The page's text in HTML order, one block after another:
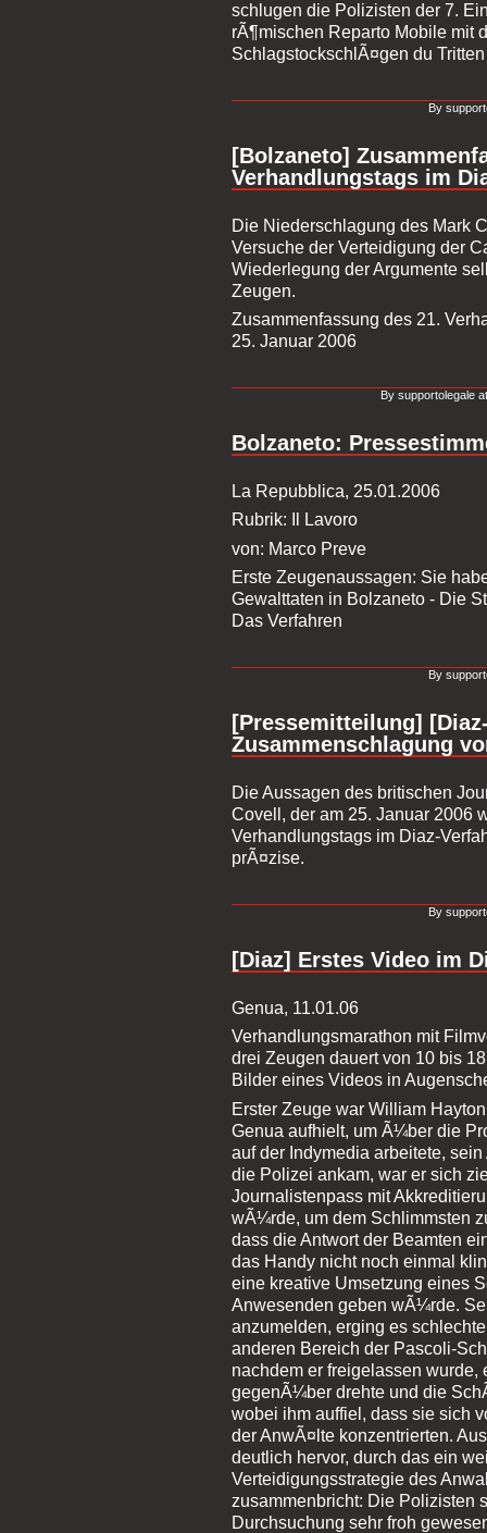
schlugen die Polizisten der 7.
rÃ¶mischen Reparto Mobile mit
SchlagstockschlÃ¤gen du
By
[Bolzaneto]
Verhandlungstags im
Die Niederschlagung des Mark
Versuche der Verteidigung der
Wiederlegung der Argumente
Zeugen.
Zusammenfassung des 21.
25. Januar 2006
By supportolegale
Bolzaneto:
La Repubblica, 25.01.2006
Rubrik: Il Lavoro
von: Marco Preve
Erste Zeugenaussagen: Sie
Gewalttaten in Bolzaneto - Die
Das Verfahren
By
[Pressemitteilung]
Zusammenschlagung
Die Aussagen des britischen
Covell, der am 25. Januar 2006
Verhandlungstags im Diaz-
prÃ¤zise.
By
[Diaz] Erstes Video im
Genua, 11.01.06
Verhandlungsmarathon mit
drei Zeugen dauert von 10 bis
Bilder eines Videos in
Erster Zeuge war William
Genua aufhielt, um Ã¼ber die
auf der Indymedia arbeitete,
die Polizei ankam, war er sich
Journalistenpass mit
wÃ¼rde, um dem Schlimmsten
dass die Antwort der Beamten
das Handy nicht noch einmal
eine kreative Umsetzung eines
Anwesenden geben wÃ¼rde.
anzumelden, erging es
anderen Bereich der Pascoli-
nachdem er freigelassen
gegenÃ¼ber drehte und die
wobei ihm auffiel, dass sie sich
der AnwÃ¤lte konzentrierten.
deutlich hervor, durch das ein
Verteidigungsstrategie des
zusammenbricht: Die Polizisten
Durchsuchung sehr froh